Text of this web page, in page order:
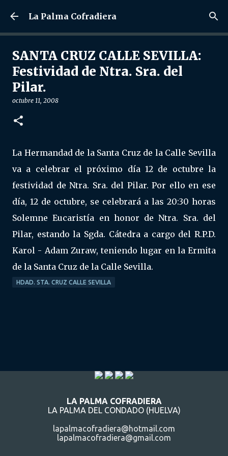
Ir al contenido principal
La Palma Cofradiera
SANTA CRUZ CALLE SEVILLA:
Festividad de Ntra. Sra. del
Pilar.
octubre 11, 2008
La Hermandad de la Santa Cruz de la Calle Sevilla
va a celebrar el próximo día 12 de octubre la
festividad de Ntra. Sra. del Pilar. Por ello en ese
día, 12 de octubre, se celebrará a las 20:30 horas
Solemne Eucaristía en honor de Ntra. Sra. del
Pilar, estando la Sgda. Cátedra a cargo del R.P.D.
Karol - Adam Zuraw, teniendo lugar en la Ermita
de la Santa Cruz de la Calle Sevilla.
HDAD. STA. CRUZ CALLE SEVILLA
LA PALMA COFRADIERA
LA PALMA DEL CONDADO (HUELVA)
lapalmacofradiera@hotmail.com
lapalmacofradiera@gmail.com